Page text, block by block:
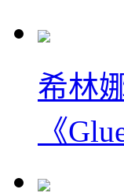
希林
《